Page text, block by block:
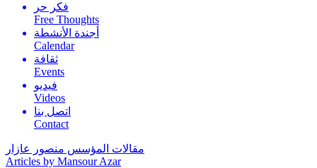
فكر حر
Free Thoughts
أجندة الأنشطة
Calendar
ثقافة
Events
فيديو
Videos
اتصل بنا
Contact
مقالات المؤسس منصور عازار
Articles by Mansour Azar